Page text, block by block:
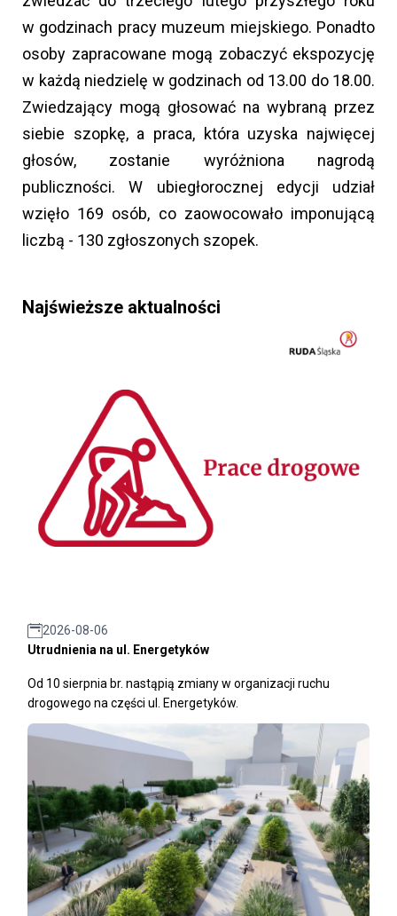
w godzinach pracy muzeum miejskiego. Ponadto
osoby zapracowane mogą zobaczyć ekspozycję
w każdą niedzielę w godzinach od 13.00 do 18.00.
Zwiedzający mogą głosować na wybraną przez
siebie szopkę, a praca, która uzyska najwięcej
głosów, zostanie wyróżniona nagrodą
publiczności. W ubiegłorocznej edycji udział
wzięło 169 osób, co zaowocowało imponującą
liczbą - 130 zgłoszonych szopek.
Najświeższe aktualności
2026-08-06
Utrudnienia na ul. Energetyków
Od 10 sierpnia br. nastąpią zmiany w organizacji ruchu
drogowego na części ul. Energetyków.